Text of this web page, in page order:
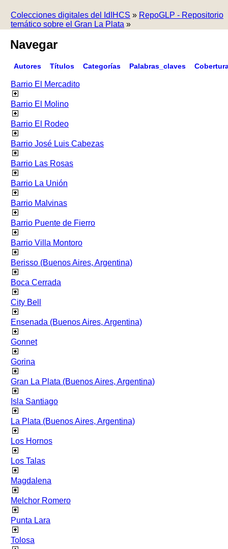
Colecciones digitales del IdIHCS » RepoGLP - Repositorio
temático sobre el Gran La Plata »
Navegar
Autores Títulos Categorías Palabras_claves
Barrio El Mercadito
Barrio El Molino
Barrio El Rodeo
Barrio José Luis Cabezas
Barrio Las Rosas
Barrio La Unión
Barrio Malvinas
Barrio Puente de Fierro
Barrio Villa Montoro
Berisso (Buenos Aires, Argentina)
Boca Cerrada
City Bell
Ensenada (Buenos Aires, Argentina)
Gonnet
Gorina
Gran La Plata (Buenos Aires, Argentina)
Isla Santiago
La Plata (Buenos Aires, Argentina)
Los Hornos
Los Talas
Magdalena
Melchor Romero
Punta Lara
Tolosa